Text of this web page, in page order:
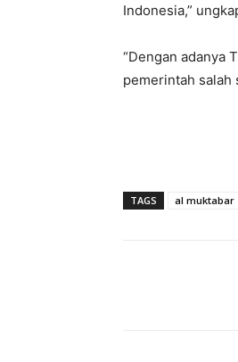
Indonesia,”
“Dengan adanya
pemerintah salah
TAGS al muktabar